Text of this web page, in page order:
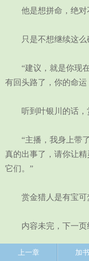
他是想拼命，绝对
只是不想继续这么
“建议，就是你现在
有回头路了，你的命
听到叶银川的话，
“主播，我身上带了
真的出事了，请你让
它们。”
赏金猎人是有宝可
内容未完，下一页
上一章 加